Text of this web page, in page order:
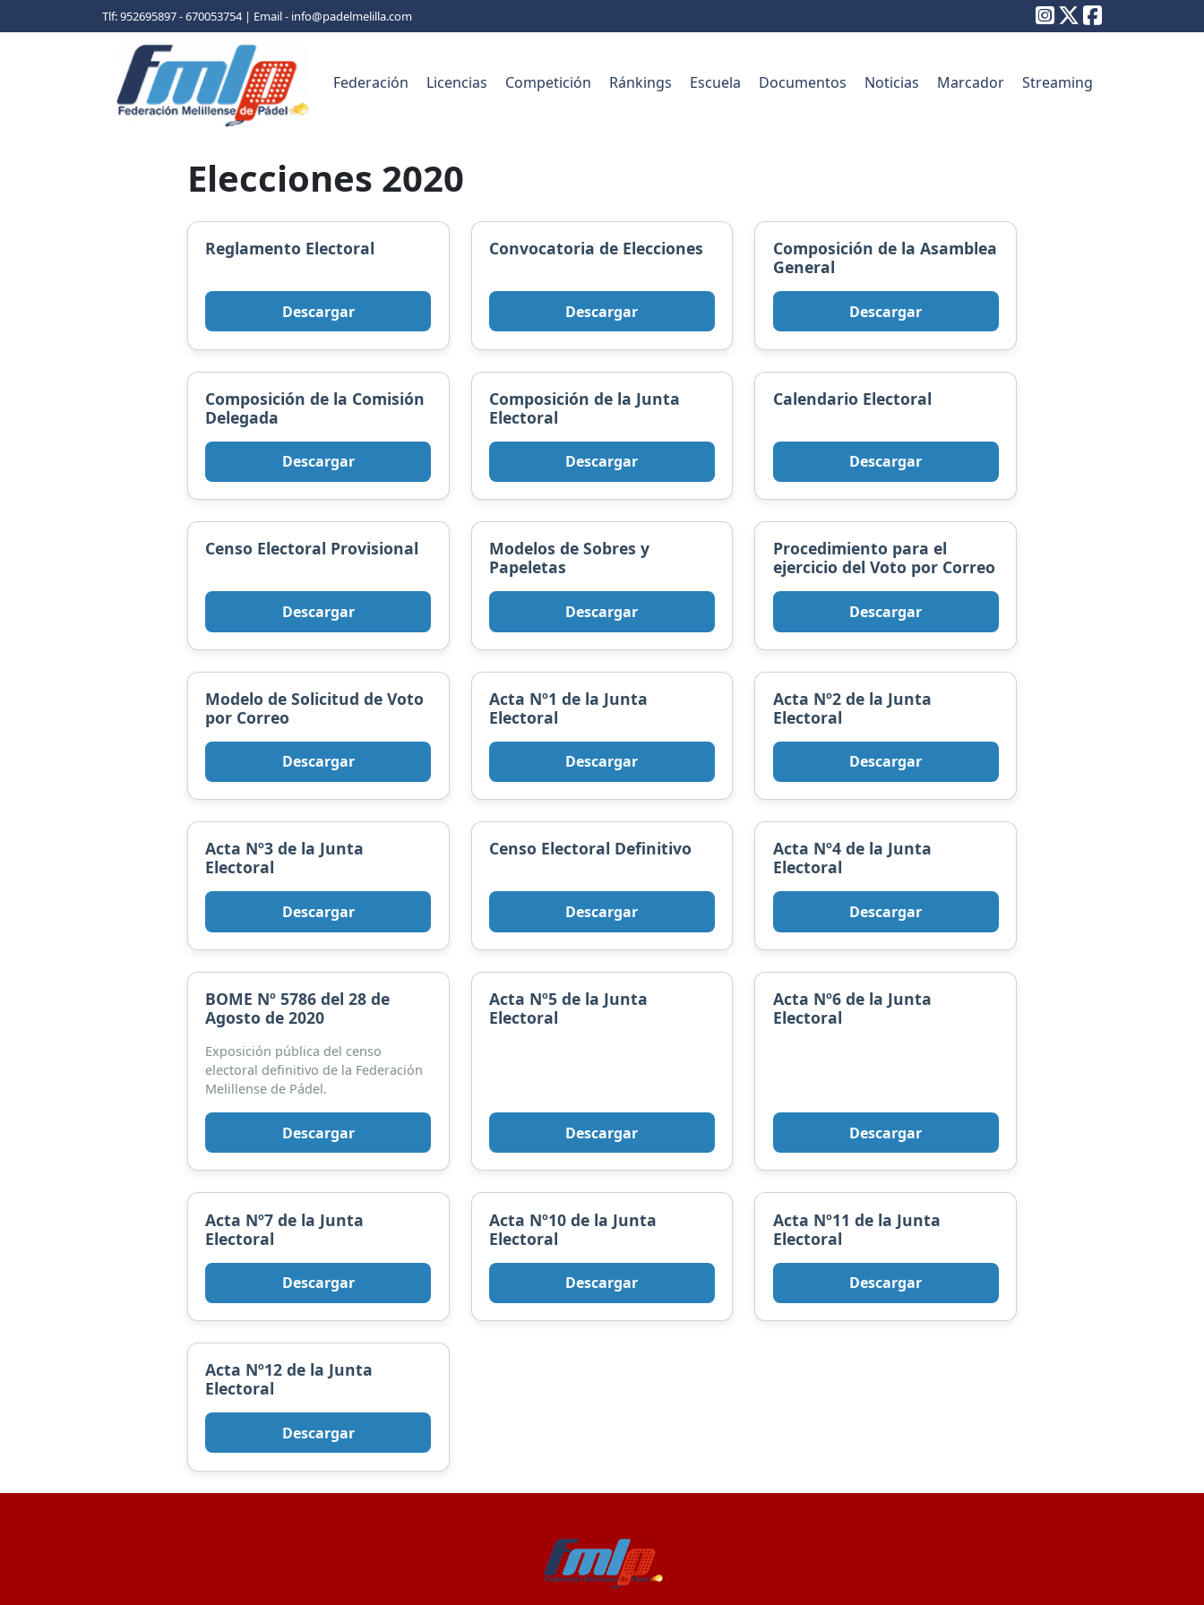
Tlf: 952695897 - 670053754 | Email - info@padelmelilla.com
Federación Licencias Competición Ránkings Escuela Documentos Noticias Marcador Streaming
Elecciones 2020
Reglamento Electoral
Descargar
Convocatoria de Elecciones
Descargar
Composición de la Asamblea
General
Descargar
Composición de la Comisión
Delegada
Descargar
Composición de la Junta
Electoral
Descargar
Calendario Electoral
Descargar
Censo Electoral Provisional
Descargar
Modelos de Sobres y
Papeletas
Descargar
Procedimiento para el
ejercicio del Voto por Correo
Descargar
Modelo de Solicitud de Voto
por Correo
Descargar
Acta Nº1 de la Junta
Electoral
Descargar
Acta Nº2 de la Junta
Electoral
Descargar
Acta Nº3 de la Junta
Electoral
Descargar
Censo Electoral Definitivo
Descargar
Acta Nº4 de la Junta
Electoral
Descargar
BOME Nº 5786 del 28 de
Agosto de 2020
Exposición pública del censo
electoral definitivo de la Federación
Melillense de Pádel.
Descargar
Acta Nº5 de la Junta
Electoral
Descargar
Acta Nº6 de la Junta
Electoral
Descargar
Acta Nº7 de la Junta
Electoral
Descargar
Acta Nº10 de la Junta
Electoral
Descargar
Acta Nº11 de la Junta
Electoral
Descargar
Acta Nº12 de la Junta
Electoral
Descargar